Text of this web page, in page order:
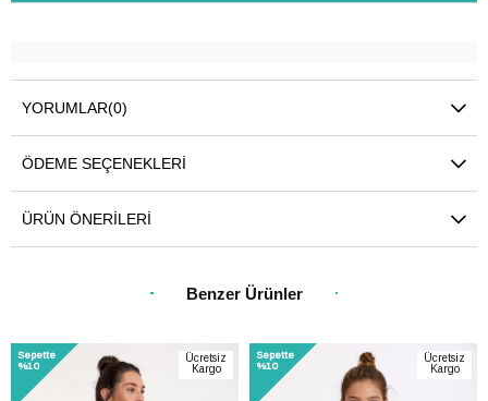
YORUMLAR(0)
ÖDEME SEÇENEKLERI
ÜRÜN ÖNERILERI
Benzer Ürünler
Sepette
%10
Ücretsiz
Kargo
Sepette
%10
Ücretsiz
Kargo